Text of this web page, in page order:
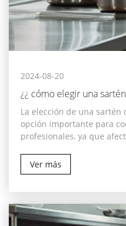
2024-08-20
¿¿ cómo elegir una
La elección de una sartén
opción importante para
profesionales, ya que
olla de acero inoxidable
útil, fácil limpieza y
Ver más